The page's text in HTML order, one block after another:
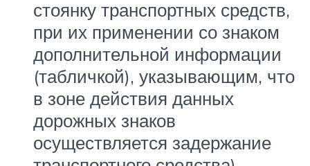
стоянку транспортных средств,
при их применении со знаком
дополнительной информации
(табличкой), указывающим, что
в зоне действия данных
дорожных знаков
осуществляется задержание